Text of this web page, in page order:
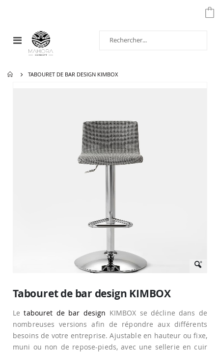
Affichage
navigation
TABOURET DE BAR DESIGN KIMBOX
début
la
Galerie
Tabouret de bar design KIMBOX
Letabouret de bar design KIMBOX se décline dans de
nombreuses versions afin de répondre aux différents
besoins de votre entreprise. Ajustable en hauteur ou fixe,
muni ou non de repose-pieds, avec une sellerie en cuir